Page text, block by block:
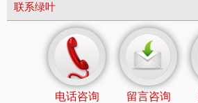
联系绿叶
电话咨询 留言咨询